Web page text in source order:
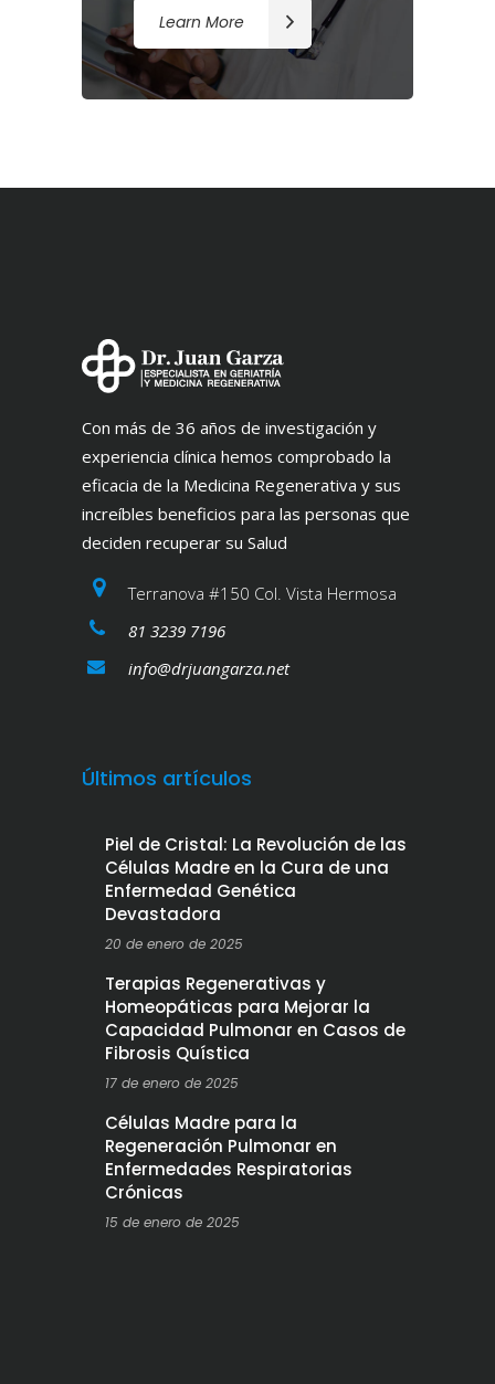
Learn More
Con más de 36 años de investigación y
experiencia clínica hemos comprobado la
eficacia de la Medicina Regenerativa y sus
increíbles beneficios para las personas que
deciden recuperar su Salud
Terranova #150 Col. Vista Hermosa
81 3239 7196
info@drjuangarza.net
Últimos artículos
Piel de Cristal: La Revolución de las
Células Madre en la Cura de una
Enfermedad Genética
Devastadora
20 de enero de 2025
Terapias Regenerativas y
Homeopáticas para Mejorar la
Capacidad Pulmonar en Casos de
Fibrosis Quística
17 de enero de 2025
Células Madre para la
Regeneración Pulmonar en
Enfermedades Respiratorias
Crónicas
15 de enero de 2025